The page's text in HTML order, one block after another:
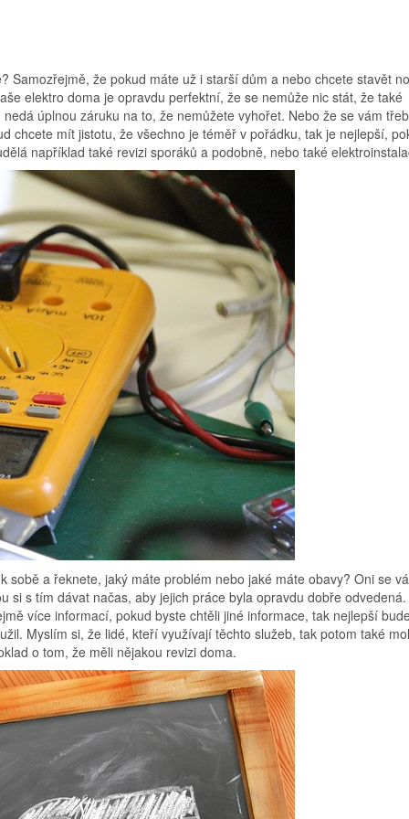
Samozřejmě, že pokud máte už i starší dům a nebo chcete stavět
elektro doma je opravdu perfektní, že se nemůže nic stát, že také
úplnou záruku na to, že nemůžete vyhořet. Nebo že se vám
chcete mít jistotu, že všechno je téměř v pořádku, tak je nejlepší,
například také revizi sporáků a podobně, nebo také
sobě a řeknete, jaký máte problém nebo jaké máte obavy? Oni se
si s tím dávat načas, aby jejich práce byla opravdu dobře odvedená.
více informací, pokud byste chtěli jiné informace, tak nejlepší
Myslím si, že lidé, kteří využívají těchto služeb, tak potom také
o tom, že měli nějakou revizi doma.